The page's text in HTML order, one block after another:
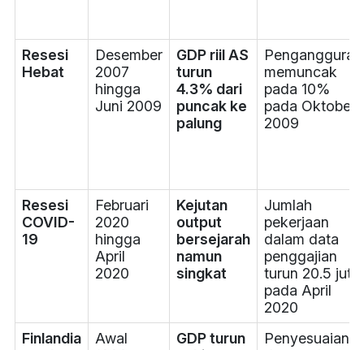
Resesi
Hebat
Desember
2007
hingga
Juni 2009
GDP riil AS
turun
4.3% dari
puncak ke
palung
Pengangguran
memuncak
pada 10%
pada Oktober
2009
Resesi
COVID-
19
Februari
2020
hingga
April
2020
Kejutan
output
bersejarah
namun
singkat
Jumlah
pekerjaan
dalam data
penggajian
turun 20.5 juta
pada April
2020
Finlandia
Awal
GDP turun
Penyesuaian